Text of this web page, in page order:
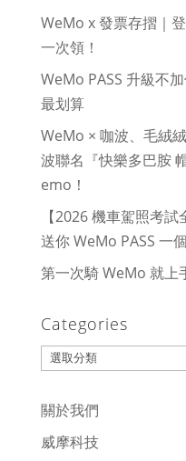
WeMo x 發票存摺｜
一次領！
WeMo PASS 升級不
最划算
WeMo × 咖波、毛絨
波聯名『快樂多巴胺
emo！
【2026 機車駕照考
送你 WeMo PASS 一
第一次騎 WeMo 就上
Categories
Categories
關於我們
威摩科技